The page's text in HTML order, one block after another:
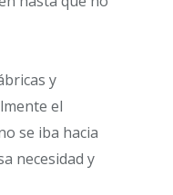
y
el
se iba hacia
necesidad y